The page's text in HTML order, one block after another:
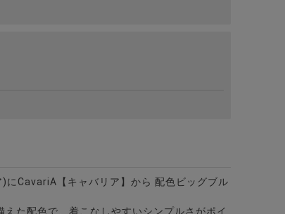
にCavariA【キャバリア】から 配色ビッグブル
えた配色で、着こなしやすいシンプルさがポイ